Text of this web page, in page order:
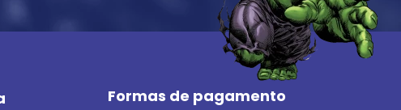
Formas de pagamento